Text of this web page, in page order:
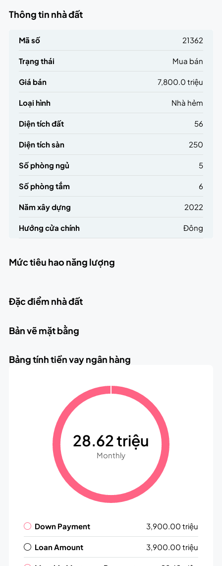
Thông tin nhà đất
Mã số 21362
Trạng thái Mua bán
Giá bán 7,800.0 triệu
Loại hình Nhà hẻm
Diện tích đất 56
Diện tích sàn 250
Số phòng ngủ 5
Số phòng tắm 6
Năm xây dựng 2022
Hướng cửa chính Đông
Mức tiêu hao năng lượng
Đặc điểm nhà đất
Bản vẽ mặt bằng
Bảng tính tiền vay ngân hàng
28.62 triệu
Monthly
Down Payment 3,900.00 triệu
Loan Amount 3,900.00 triệu